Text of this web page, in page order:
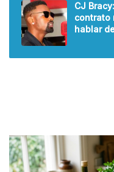
CJ
contrato
hablar